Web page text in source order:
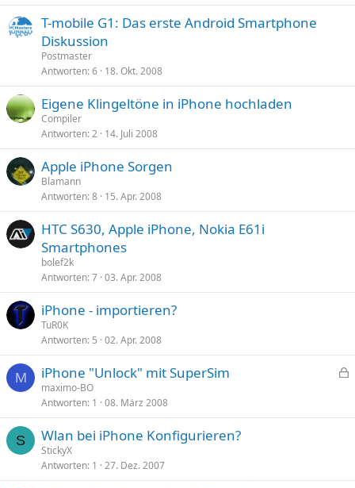
T-mobile G1: Das erste Android Smartphone
Diskussion
Postmaster
Antworten 6 18. Okt. 2008
Eigene Klingeltöne in iPhone hochladen
Compiler
Antworten 2 14. Juli 2008
Apple iPhone Sorgen
Blamann
Antworten 8 15. Apr. 2008
HTC S630, Apple iPhone, Nokia E61i
Smartphones
bolef2k
Antworten 7 03. Apr. 2008
iPhone - importieren?
TuR0K
Antworten 5 02. Apr. 2008
M
p
iPhone "Unlock" mit SuperSim
maximo-BO
Antworten 1 08. März 2008
S Wlan bei iPhone Konfigurieren?
StickyX
Antworten 1 27. Dez. 2007